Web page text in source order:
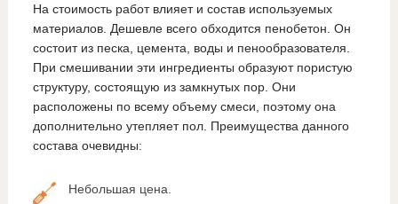
На стоимость работ влияет и состав используемых
материалов. Дешевле всего обходится пенобетон. Он
состоит из песка, цемента, воды и пенообразователя.
При смешивании эти ингредиенты образуют пористую
структуру, состоящую из замкнутых пор. Они
расположены по всему объему смеси, поэтому она
дополнительно утепляет пол. Преимущества данного
состава очевидны:
Небольшая цена.